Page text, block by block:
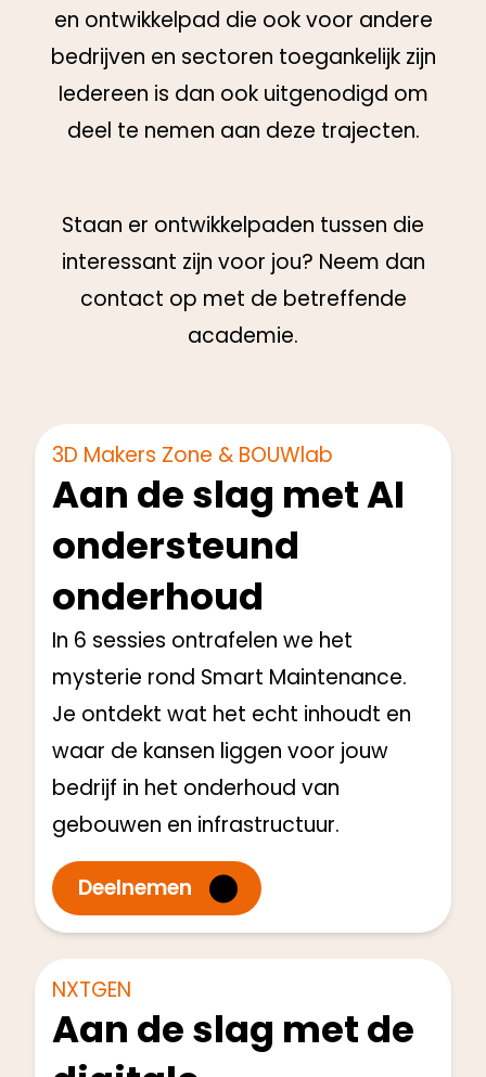
en ontwikkelpad die ook voor andere
bedrijven en sectoren toegankelijk zijn
Iedereen is dan ook uitgenodigd om
deel te nemen aan deze trajecten.
Staan er ontwikkelpaden tussen die
interessant zijn voor jou? Neem dan
contact op met de betreffende
academie.
3D Makers Zone & BOUWlab
Aan de slag met AI
ondersteund
onderhoud
In 6 sessies ontrafelen we het
mysterie rond Smart Maintenance.
Je ontdekt wat het echt inhoudt en
waar de kansen liggen voor jouw
bedrijf in het onderhoud van
gebouwen en infrastructuur.
Deelnemen
Start: Q1 2025
Directie en Management
NXTGEN
Aan de slag met de